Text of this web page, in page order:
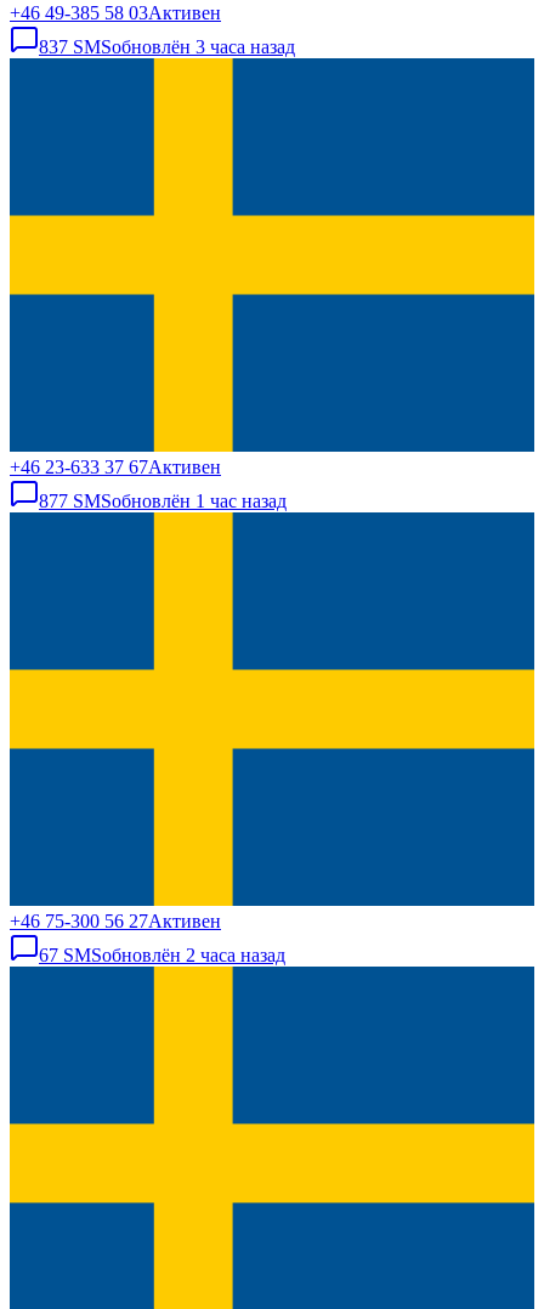
+46 49-385 58 03Активен
837 SMSобновлён 3 часа назад
+46 23-633 37 67Активен
877 SMSобновлён 1 час назад
+46 75-300 56 27Активен
67 SMSобновлён 2 часа назад